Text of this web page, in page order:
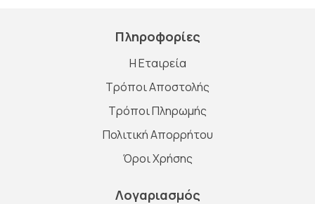
Πληροφορίες
Η Εταιρεία
Τρόποι Αποστολής
Τρόποι Πληρωμής
Πολιτική Απορρήτου
Όροι Χρήσης
Λογαριασμός